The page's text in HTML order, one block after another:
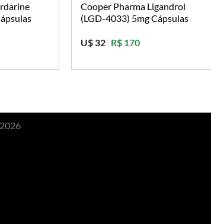
Cooper Pharma Ligandrol
(LGD-4033) 5mg Cápsulas
U$ 32 | R$ 170